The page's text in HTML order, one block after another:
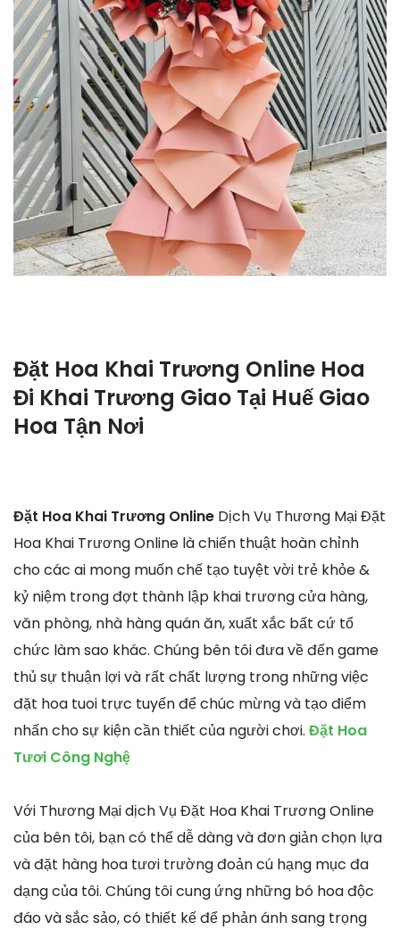
Đặt Hoa Khai Trương Online Hoa
Đi Khai Trương Giao Tại Huế Giao
Hoa Tận Nơi
Đặt Hoa Khai Trương Online Dịch Vụ Thương Mại Đặt
Hoa Khai Trương Online là chiến thuật hoàn chỉnh
cho các ai mong muốn chế tạo tuyệt vời trẻ khỏe &
kỷ niệm trong đợt thành lập khai trương cửa hàng,
văn phòng, nhà hàng quán ăn, xuất xắc bất cứ tổ
chức làm sao khác. Chúng bên tôi đưa về đến game
thủ sự thuận lợi và rất chất lượng trong những việc
đặt hoa tuoi trực tuyến để chúc mừng và tạo điểm
nhấn cho sự kiện cần thiết của người chơi. Đặt Hoa
Tươi Công Nghệ
Với Thương Mại dịch Vụ Đặt Hoa Khai Trương Online
của bên tôi, bạn có thể dễ dàng và đơn giản chọn lựa
và đặt hàng hoa tươi trường đoản cú hạng mục đa
dạng của tôi. Chúng tôi cung ứng những bó hoa độc
đáo và sắc sảo, có thiết kế để phản ánh sang trọng